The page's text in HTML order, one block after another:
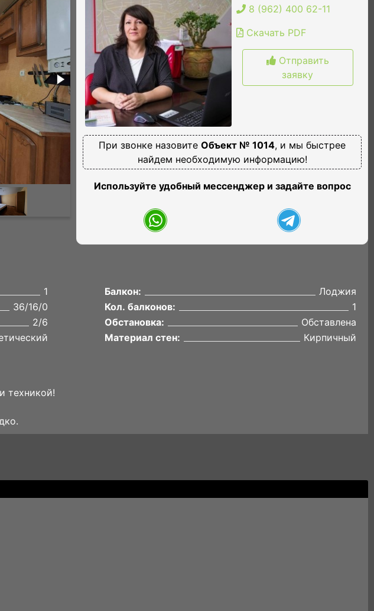
8 (962) 400 62-11
Скачать PDF
Отправить
заявку
При звонке назовите Объект № 1014, и мы быстрее
найдем необходимую информацию!
Используйте удобный мессенджер и задайте вопрос
1
36/16/0
2/6
Балкон:
Лоджия
Кол. балконов:
1
Обстановка:
Обставлена
Материал стен:
Кирпичный
техникой!